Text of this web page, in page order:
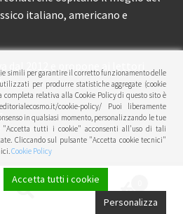
italiano, americano e
simili per garantire il corretto funzionamento delle
per produrre statistiche aggregate (cookie
relativa alla Cookie Policy di questo sito è
cookie-policy/ Puoi liberamente
in qualsiasi momento, personalizzando le tue
"Accetta tutti i cookie" acconsenti all'uso di tali
Cliccando sul pulsante "Accetta cookie tecnici"
Cookie Policy
Accetta tutti i cookie
Personalizza